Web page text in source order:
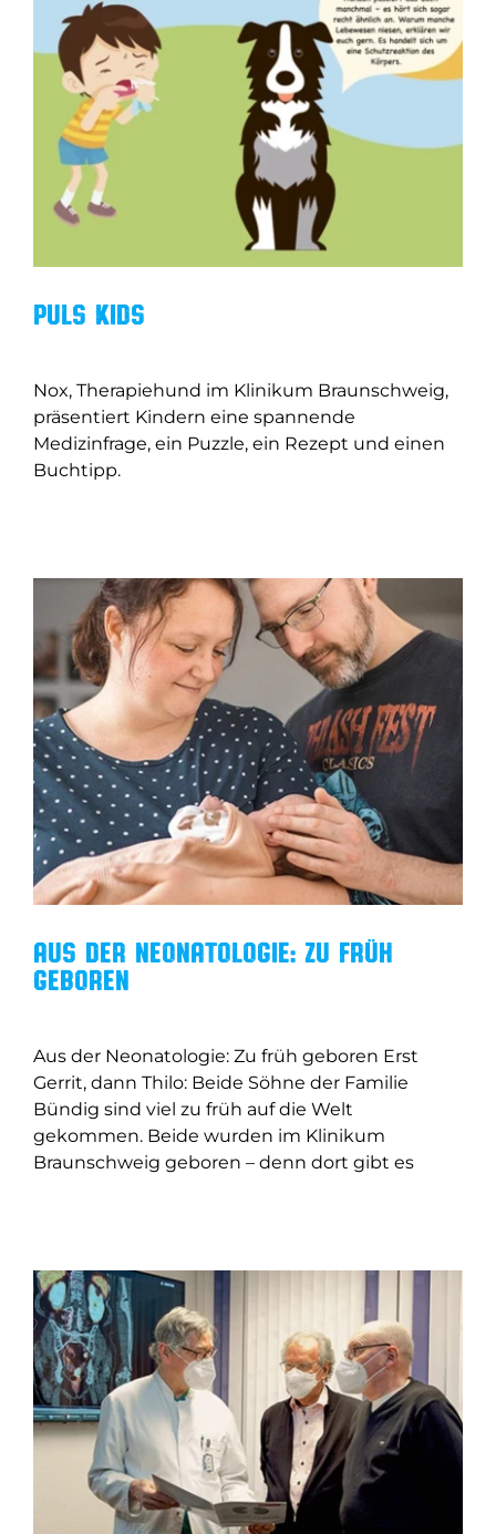
PULS Kids
Nox, Therapiehund im Klinikum Braunschweig,
präsentiert Kindern eine spannende
Medizinfrage, ein Puzzle, ein Rezept und einen
Buchtipp.
Aus der Neonatologie: Zu früh
geboren
Aus der Neonatologie: Zu früh geboren Erst
Gerrit, dann Thilo: Beide Söhne der Familie
Bündig sind viel zu früh auf die Welt
gekommen. Beide wurden im Klinikum
Braunschweig geboren – denn dort gibt es